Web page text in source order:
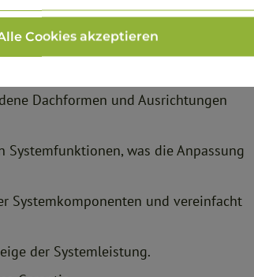
Niedrig-Energie-PV-Systeme.
Dachformen und Ausrichtungen
was die Anpassung
Systemkomponenten und vereinfacht
der Systemleistung.
Cookies akzeptieren